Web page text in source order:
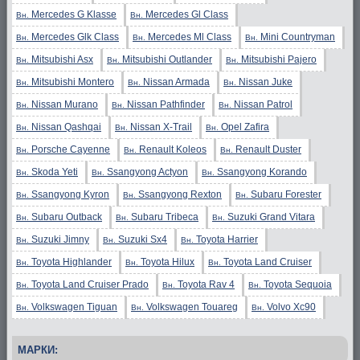
Вн. Mercedes G Klasse Вн. Mercedes Gl Class
Вн. Mercedes Glk Class Вн. Mercedes Ml Class Вн. Mini Countryman
Вн. Mitsubishi Asx Вн. Mitsubishi Outlander Вн. Mitsubishi Pajero
Вн. Mitsubishi Montero Вн. Nissan Armada Вн. Nissan Juke
Вн. Nissan Murano Вн. Nissan Pathfinder Вн. Nissan Patrol
Вн. Nissan Qashqai Вн. Nissan X-Trail Вн. Opel Zafira
Вн. Porsche Cayenne Вн. Renault Koleos Вн. Renault Duster
Вн. Skoda Yeti Вн. Ssangyong Actyon Вн. Ssangyong Korando
Вн. Ssangyong Kyron Вн. Ssangyong Rexton Вн. Subaru Forester
Вн. Subaru Outback Вн. Subaru Tribeca Вн. Suzuki Grand Vitara
Вн. Suzuki Jimny Вн. Suzuki Sx4 Вн. Toyota Harrier
Вн. Toyota Highlander Вн. Toyota Hilux Вн. Toyota Land Cruiser
Вн. Toyota Land Cruiser Prado Вн. Toyota Rav 4 Вн. Toyota Sequoia
Вн. Volkswagen Tiguan Вн. Volkswagen Touareg Вн. Volvo Xc90
МАРКИ: